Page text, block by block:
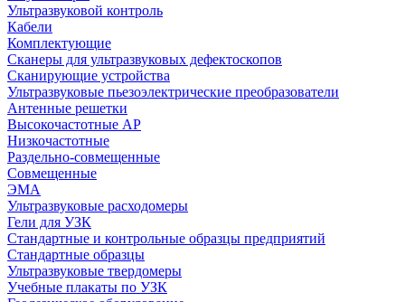
Ультразвуковой контроль
Кабели
Комплектующие
Сканеры для ультразвуковых дефектоскопов
Сканирующие устройства
Ультразвуковые пьезоэлектрические преобразователи
Антенные решетки
Высокочастотные АР
Низкочастотные
Раздельно-совмещенные
Совмещенные
ЭМА
Ультразвуковые расходомеры
Гели для УЗК
Стандартные и контрольные образцы предприятий
Стандартные образцы
Ультразвуковые твердомеры
Учебные плакаты по УЗК